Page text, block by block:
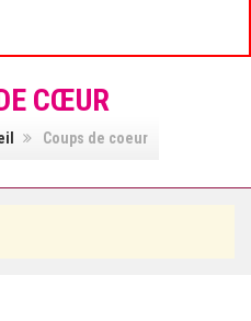
CŒUR
Coups de coeur